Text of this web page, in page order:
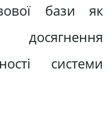
бази як
досягнення
системи